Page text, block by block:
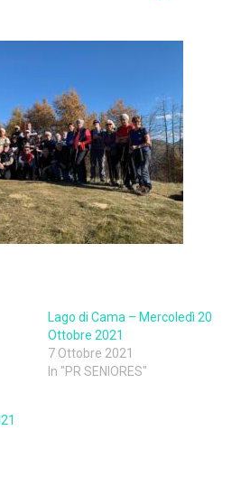
Lago di Cama – Mercoledì 20
Ottobre 2021
7 Ottobre 2021
In "PR SENIORES"